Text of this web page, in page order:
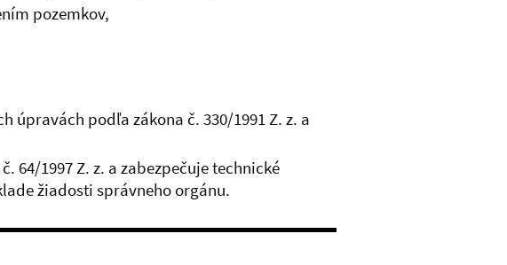
pozemkov,
úpravách podľa zákona č. 330/1991 Z. z. a
64/1997 Z. z. a zabezpečuje technické
žiadosti správneho orgánu.